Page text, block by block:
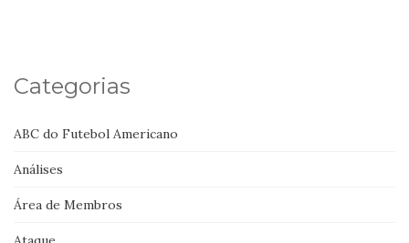
Categorias
ABC do Futebol Americano
Análises
Área de Membros